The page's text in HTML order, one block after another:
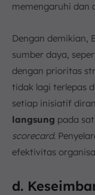
memengaruhi dan
Dengan demikian,
sumber daya,
dengan prioritas
tidak lagi terlepas
setiap inisiatif
langsung pada
scorecard.
efektivitas
d.